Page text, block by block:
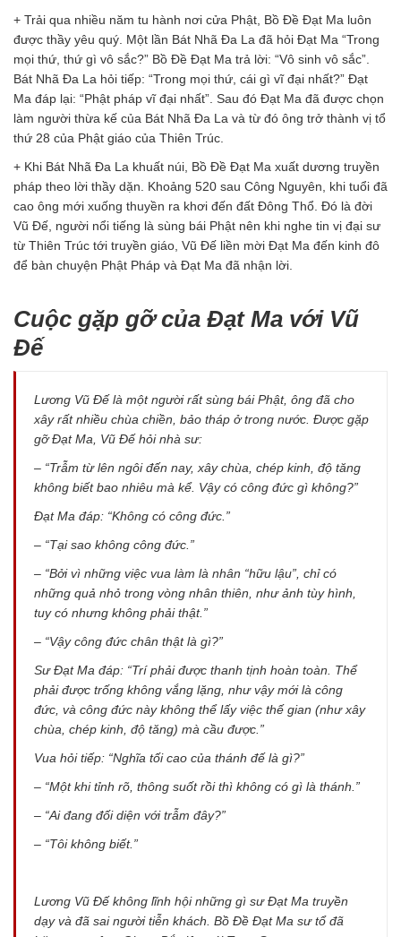
+ Trải qua nhiều năm tu hành nơi cửa Phật, Bồ Đề Đạt Ma luôn
được thầy yêu quý. Một lần Bát Nhã Đa La đã hỏi Đạt Ma “Trong
mọi thứ, thứ gì vô sắc?” Bồ Đề Đạt Ma trả lời: “Vô sinh vô sắc”.
Bát Nhã Đa La hỏi tiếp: “Trong mọi thứ, cái gì vĩ đại nhất?” Đạt
Ma đáp lại: “Phật pháp vĩ đại nhất”. Sau đó Đạt Ma đã được chọn
làm người thừa kế của Bát Nhã Đa La và từ đó ông trở thành vị tổ
thứ 28 của Phật giáo của Thiên Trúc.
+ Khi Bát Nhã Đa La khuất núi, Bồ Đề Đạt Ma xuất dương truyền
pháp theo lời thầy dặn. Khoảng 520 sau Công Nguyên, khi tuổi đã
cao ông mới xuống thuyền ra khơi đến đất Đông Thổ. Đó là đời
Vũ Đế, người nổi tiếng là sùng bái Phật nên khi nghe tin vị đại sư
từ Thiên Trúc tới truyền giáo, Vũ Đế liền mời Đạt Ma đến kinh đô
để bàn chuyện Phật Pháp và Đạt Ma đã nhận lời.
Cuộc gặp gỡ của Đạt Ma với Vũ
Đế
Lương Vũ Đế là một người rất sùng bái Phật, ông đã cho
xây rất nhiều chùa chiền, bảo tháp ở trong nước. Được gặp
gỡ Đạt Ma, Vũ Đế hỏi nhà sư:
– “Trẫm từ lên ngôi đến nay, xây chùa, chép kinh, độ tăng
không biết bao nhiêu mà kể. Vậy có công đức gì không?”
Đạt Ma đáp: “Không có công đức.”
– “Tại sao không công đức.”
– “Bởi vì những việc vua làm là nhân “hữu lậu”, chỉ có
những quả nhỏ trong vòng nhân thiên, như ảnh tùy hình,
tuy có nhưng không phải thật.”
– “Vậy công đức chân thật là gì?”
Sư Đạt Ma đáp: “Trí phải được thanh tịnh hoàn toàn. Thể
phải được trống không vắng lặng, như vậy mới là công
đức, và công đức này không thể lấy việc thế gian (như xây
chùa, chép kinh, độ tăng) mà cầu được.”
Vua hỏi tiếp: “Nghĩa tối cao của thánh đế là gì?”
– “Một khi tỉnh rõ, thông suốt rồi thì không có gì là thánh.”
– “Ai đang đối diện với trẫm đây?”
– “Tôi không biết.”
Lương Vũ Đế không lĩnh hội những gì sư Đạt Ma truyền
dạy và đã sai người tiễn khách. Bồ Ðề Ðạt Ma sư tổ đã